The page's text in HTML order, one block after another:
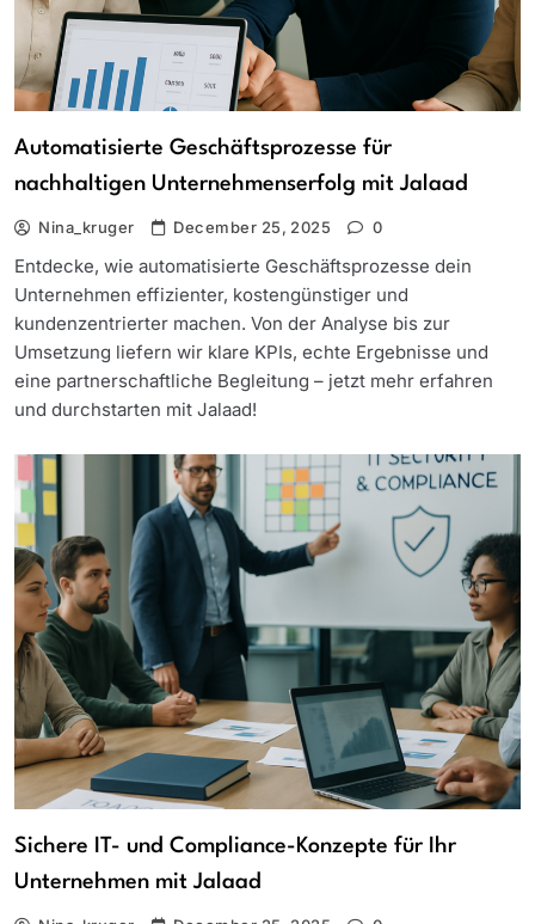
Automatisierte Geschäftsprozesse für
nachhaltigen Unternehmenserfolg mit Jalaad
Nina_kruger December 25, 2025 0
Entdecke, wie automatisierte Geschäftsprozesse dein
Unternehmen effizienter, kostengünstiger und
kundenzentrierter machen. Von der Analyse bis zur
Umsetzung liefern wir klare KPIs, echte Ergebnisse und
eine partnerschaftliche Begleitung – jetzt mehr erfahren
und durchstarten mit Jalaad!
Sichere IT- und Compliance-Konzepte für Ihr
Unternehmen mit Jalaad